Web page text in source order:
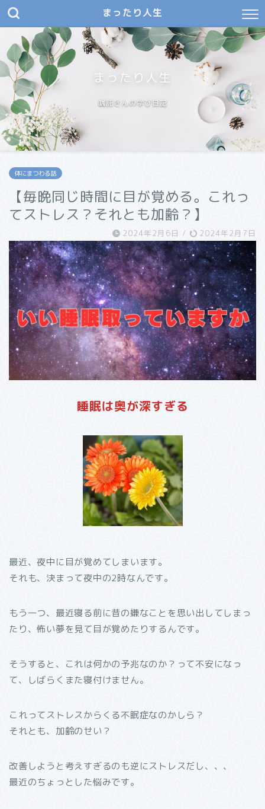
まったり人生
まったり人生
嘱託さんの学び日記
体にまつわる話
【毎晩同じ時間に目が覚める。これっ
てストレス？それとも加齢？】
2024年2月6日 / 2024年2月7日
睡眠は奥が深すぎる
最近、夜中に目が覚めてしまいます。
それも、決まって夜中の2時なんです。
もう一つ、最近寝る前に昔の嫌なことを思い出してしまっ
たり、怖い夢を見て目が覚めたりするんです。
そうすると、これは何かの予兆なのか？って不安になっ
て、しばらくまた寝付けません。
これってストレスからくる不眠症なのかしら？
それとも、加齢のせい？
改善しようと考えすぎるのも逆にストレスだし、、、
最近のちょっとした悩みです。